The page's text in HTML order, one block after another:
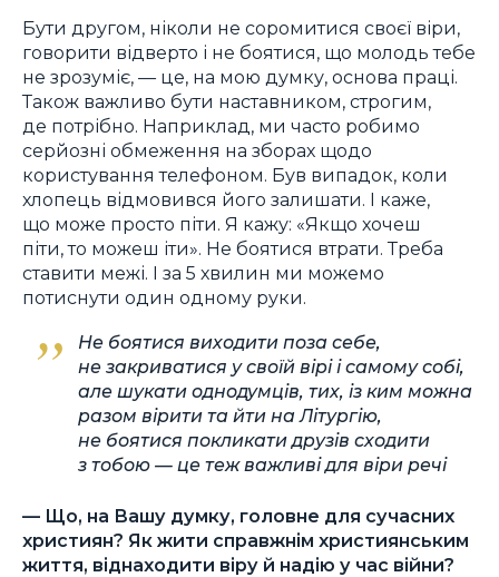
Бути другом, ніколи не соромитися своєї віри,
говорити відверто і не боятися, що молодь тебе
не зрозуміє, — це, на мою думку, основа праці.
Також важливо бути наставником, строгим,
де потрібно. Наприклад, ми часто робимо
серйозні обмеження на зборах щодо
користування телефоном. Був випадок, коли
хлопець відмовився його залишати. І каже,
що може просто піти. Я кажу: «Якщо хочеш
піти, то можеш іти». Не боятися втрати. Треба
ставити межі. І за 5 хвилин ми можемо
потиснути один одному руки.
Не боятися виходити поза себе,
не закриватися у своїй вірі і самому собі,
але шукати однодумців, тих, із ким можна
разом вірити та йти на Літургію,
не боятися покликати друзів сходити
з тобою — це теж важливі для віри речі
— Що, на Вашу думку, головне для сучасних
християн? Як жити справжнім християнським
життя, віднаходити віру й надію у час війни?